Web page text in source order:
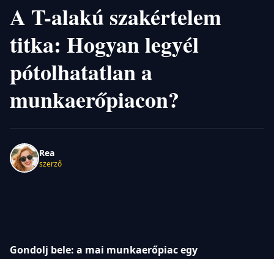
A T-alakú szakértelem
titka: Hogyan legyél
pótolhatatlan a
munkaerőpiacon?
Rea
szerző
Gondolj bele: a mai munkaerőpiac egy